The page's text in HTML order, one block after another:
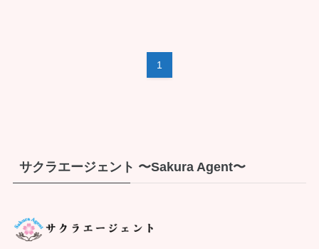
1
サクラエージェント 〜Sakura Agent〜